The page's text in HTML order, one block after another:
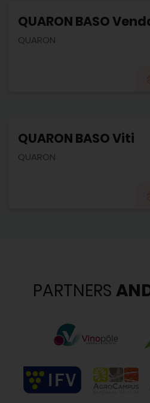
QUARON BASO
QUARON
QUARON BASO Viti
QUARON
PARTNERS